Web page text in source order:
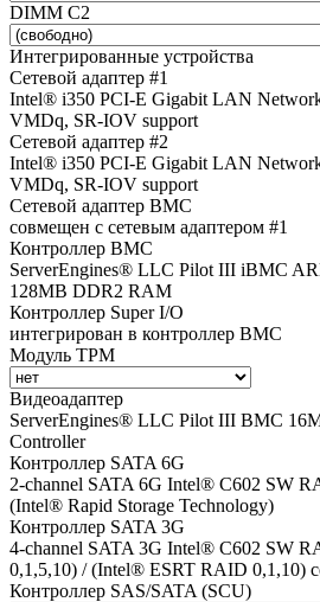
DIMM C2
Интегрированные устройства
Сетевой адаптер #1
Intel® i350 PCI-E Gigabit LAN
VMDq, SR-IOV support
Сетевой адаптер #2
Intel® i350 PCI-E Gigabit LAN
VMDq, SR-IOV support
Сетевой адаптер BMC
совмещен с сетевым адаптером #1
Контроллер BMC
ServerEngines® LLC Pilot III iBMC
128MB DDR2 RAM
Контроллер Super I/O
интегрирован в контроллер BMC
Модуль TPM
Видеоадаптер
ServerEngines® LLC Pilot III BMC
Controller
Контроллер SATA 6G
2-channel SATA 6G Intel® C602 SW
(Intel® Rapid Storage Technology)
Контроллер SATA 3G
4-channel SATA 3G Intel® C602 SW
0,1,5,10) / (Intel® ESRT RAID 0,1,10)
Контроллер SAS/SATA (SCU)